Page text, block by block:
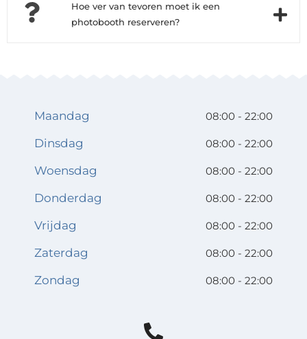
Hoe ver van tevoren moet ik een
photobooth reserveren?
Maandag 08:00 - 22:00
Dinsdag 08:00 - 22:00
Woensdag 08:00 - 22:00
Donderdag 08:00 - 22:00
Vrijdag 08:00 - 22:00
Zaterdag 08:00 - 22:00
Zondag 08:00 - 22:00